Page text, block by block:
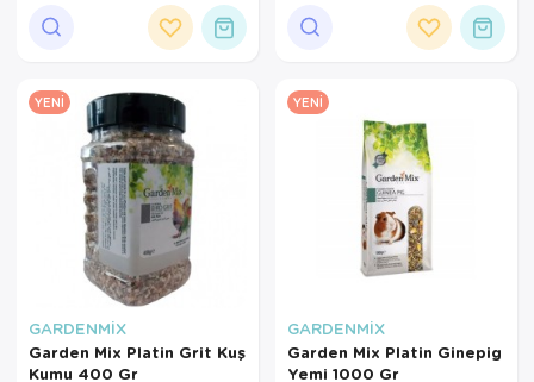
YENI
GARDENMİX
Garden Mix Platin Grit Kuş
Kumu 400 Gr
YENI
GARDENMİX
Garden Mix Platin Ginepig
Yemi 1000 Gr